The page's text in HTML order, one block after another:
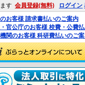
す 会員登録(無料) ログイン
お客様 請求書払いのご案内
官公庁のお客様 校費・公費
関のお客様 科研費払いのご